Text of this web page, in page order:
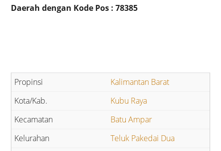
Daerah dengan Kode Pos : 78385
Kalimantan Barat
Kubu Raya
Batu Ampar
Teluk Pakedai Dua